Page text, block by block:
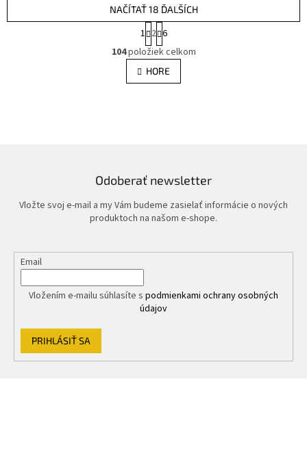
O
v
l
á
r
v
k
y
p
u
NAČÍTAŤ 18 ĎALŠÍCH
S
t
r
á
n
k
1 2 6
104položiek celkom
HORE
Odoberať newsletter
Vložte svoj e-mail a my Vám budeme zasielať informácie o nových
produktoch na našom e-shope.
Email
Vložením e-mailu súhlasíte s podmienkami ochrany osobných
údajov
PRIHLÁSIŤ SA